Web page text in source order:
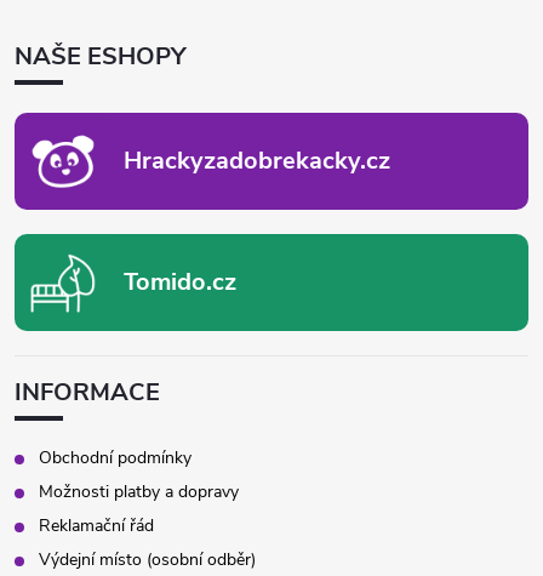
ANAŠE ESHOPY
Hrackyzadobrekacky.cz
Tomido.cz
INFORMACE
Obchodní podmínky
Možnosti platby a dopravy
Reklamační řád
Výdejní místo (osobní odběr)